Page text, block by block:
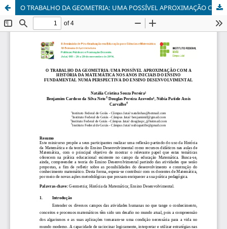
O TRABALHO DA GEOMETRIA: UMA POSSÍVEL APROXIMAÇÃO COM A HISTÓRIA DA MATEMÁTICA NOS ANOS INICIAIS DO ENSINO FUNDAMENTAL NUMA PERSPECTIVA DO ENSINO DESENVOLVIMENTAL.